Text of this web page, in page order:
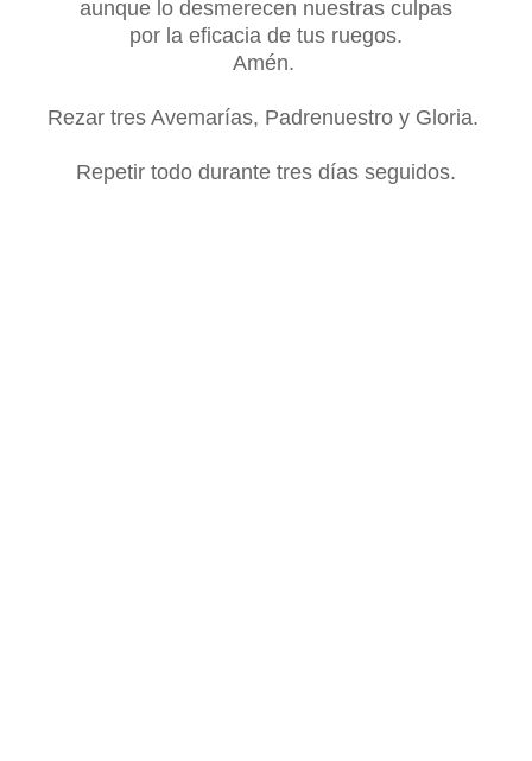
aunque lo desmerecen nuestras culpas
por la eficacia de tus ruegos.
Amén.
Rezar tres Avemarías, Padrenuestro y Gloria.
Repetir todo durante tres días seguidos.